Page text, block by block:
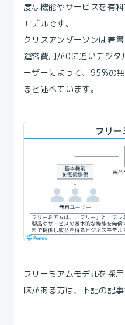
度な機能やサービスを有
モデルです。
クリスアンダーソンは著
運営費用が0に近いデジタ
ーザーによって、95%の
ると述べています。
フリーミアムモデルを採
味がある方は、下記の記事